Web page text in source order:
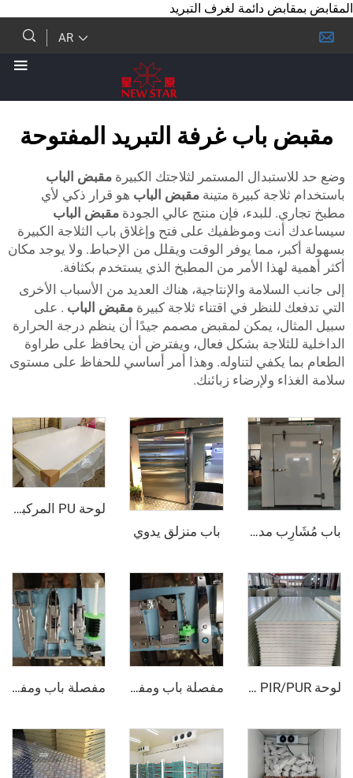
دائمة لغرف التبريد
باب غرفة التبريد المفتوحة
المستمر لثلاجتك الكبيرةمقبض الباب
كبيرة متينةمقبض البابهو قرار ذكي لأي
للبدء، فإن منتج عالي الجودةمقبض الباب
وموظفيك على فتح وإغلاق باب الثلاجة الكبيرة
مما يوفر الوقت ويقلل من الإحباط. ولا يوجد مكان
لهذا الأمر من المطبخ الذي يستخدم بكثافة.
والإنتاجية، هناك العديد من الأسباب الأخرى
للنظر في اقتناء ثلاجة كبيرةمقبض الباب. على
يمكن لمقبض مصمم جيدًا أن ينظم درجة الحرارة
بشكل فعال، ويفترض أن يحافظ على طراوة
يكفي لتناوله. وهذا أمر أساسي للحفاظ على مستوى
ولإرضاء زبائنك.
باب مُشَارِب مدفون بالكامل باب منزلق يدوي
لوحة PU المركبة من الفولاذ الملون
لوحة PIR/PUR المركبة مفصلة باب ومفتوح الباب - كلها مدفونة مفصلة باب ومفتوح الباب - نصف مدفون